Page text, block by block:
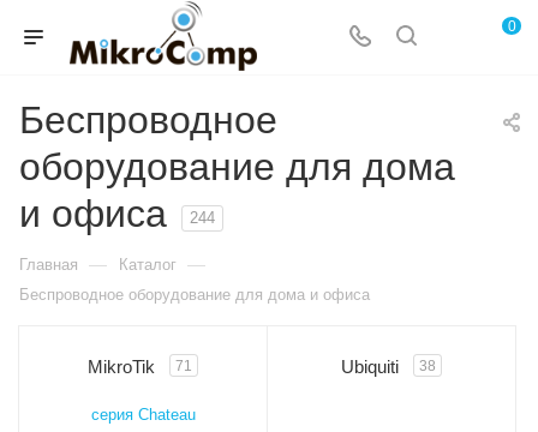
0
Беспроводное
оборудование для дома
и офиса
244
Главная — Каталог —
Беспроводное оборудование для дома и офиса
MikroTik 71
cерия Chateau
Ubiquiti 38